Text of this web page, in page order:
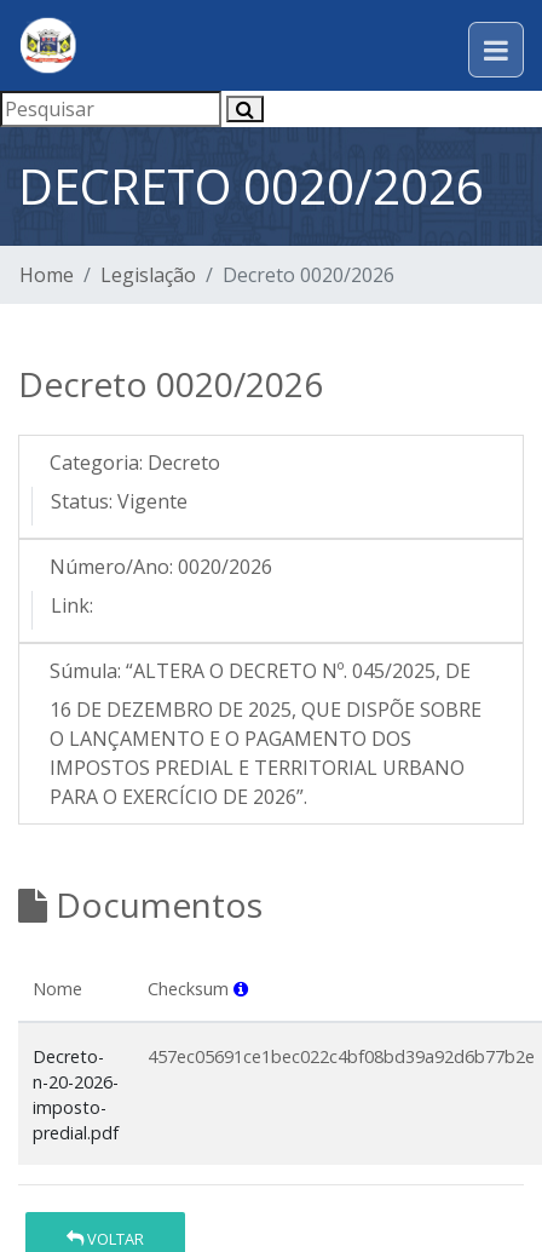
DECRETO 0020/2026
Home Legislação Decreto 0020/2026
Decreto 0020/2026
Categoria: Decreto
Status: Vigente
Número/Ano: 0020/2026
Link:
Súmula: “ALTERA O DECRETO Nº. 045/2025, DE
16 DE DEZEMBRO DE 2025, QUE DISPÕE SOBRE
O LANÇAMENTO E O PAGAMENTO DOS
IMPOSTOS PREDIAL E TERRITORIAL URBANO
PARA O EXERCÍCIO DE 2026”.
Documentos
Nome Checksum
Decreto-
n-20-2026-
imposto-
predial.pdf
457ec05691ce1bec022c4bf08bd39a92d6b77b2e
VOLTAR